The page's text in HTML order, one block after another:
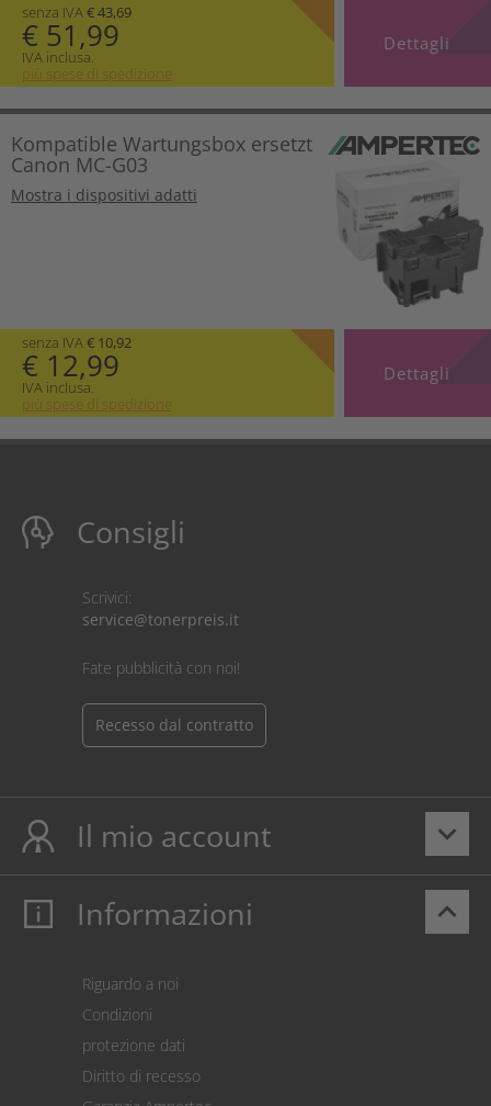
senza IVA € 43,69
€ 51,99
IVA inclusa.
più spese di spedizione
Dettagli
Kompatible Wartungsbox ersetzt
Canon MC-G03
Mostra i dispositivi adatti
senza IVA€ 10,92
€ 12,99
IVA inclusa.
più spese di spedizione
Dettagli
Consigli
Scrivici:
service@tonerpreis.it
Fate pubblicità con noi!
Recesso dal contratto
keyboard_arrow_down
Il mio account
Il mio account
Pagamento
Restituzione della merce
keyboard_arrow_up
Informazioni
Riguardo a noi
Condizioni
protezione dati
Diritto di recesso